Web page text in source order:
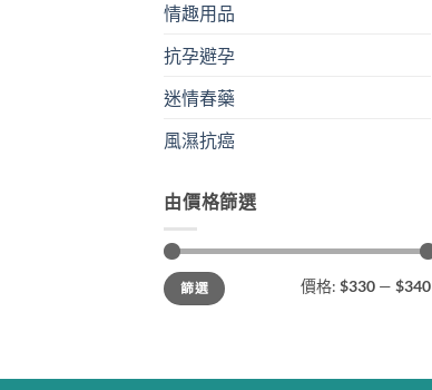
情趣用品
抗孕避孕
迷情春藥
風濕抗癌
由價格篩選
最
低
價
最
高
價
篩選 價格: $330 — $340